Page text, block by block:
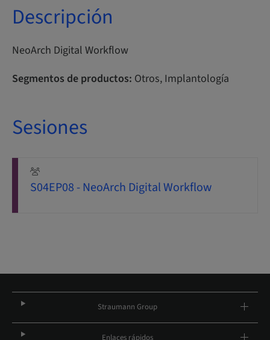
Descripción
NeoArch Digital Workflow
Segmentos de productos: Otros, Implantología
Sesiones
S04EP08 - NeoArch Digital Workflow
Straumann Group
Enlaces rápidos